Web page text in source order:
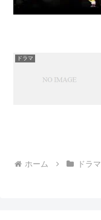
ドラマ
ホーム ドラマ